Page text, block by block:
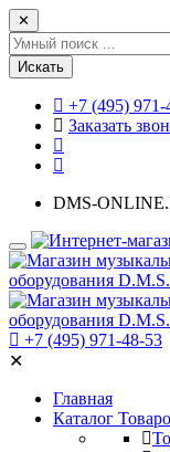
✕
Искать
+7 (495) 971-
Заказать
DMS-
+7 (495) 971-48-53
✕
Главная
Каталог